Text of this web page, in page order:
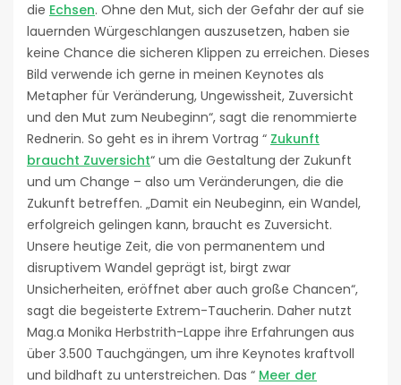
die Echsen. Ohne den Mut, sich der Gefahr der auf sie
lauernden Würgeschlangen auszusetzen, haben sie
keine Chance die sicheren Klippen zu erreichen. Dieses
Bild verwende ich gerne in meinen Keynotes als
Metapher für Veränderung, Ungewissheit, Zuversicht
und den Mut zum Neubeginn“, sagt die renommierte
Rednerin. So geht es in ihrem Vortrag “ Zukunft
braucht Zuversicht“ um die Gestaltung der Zukunft
und um Change – also um Veränderungen, die die
Zukunft betreffen. „Damit ein Neubeginn, ein Wandel,
erfolgreich gelingen kann, braucht es Zuversicht.
Unsere heutige Zeit, die von permanentem und
disruptivem Wandel geprägt ist, birgt zwar
Unsicherheiten, eröffnet aber auch große Chancen“,
sagt die begeisterte Extrem-Taucherin. Daher nutzt
Mag.a Monika Herbstrith-Lappe ihre Erfahrungen aus
über 3.500 Tauchgängen, um ihre Keynotes kraftvoll
und bildhaft zu unterstreichen. Das “ Meer der